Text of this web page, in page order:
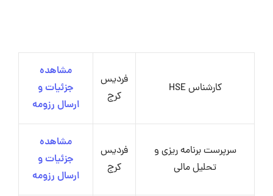
کارشناس HSE
فردیس
کرج
مشاهده
جزئیات و
ارسال رزومه
سرپرست برنامه ریزی و
تحلیل مالی
فردیس
کرج
مشاهده
جزئیات و
ارسال رزومه